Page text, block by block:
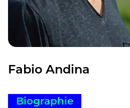
Fabio Andina
Biographie